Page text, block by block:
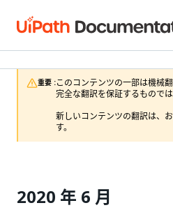
重要 :このコンテンツの一部は機械
完全な翻訳を保証するものでは
新しいコンテンツの翻訳は、
す。
2020 年 6 月